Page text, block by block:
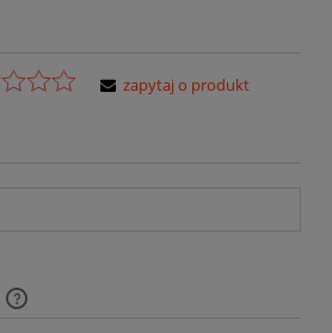
zapytaj o produkt
kosztów płatności